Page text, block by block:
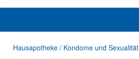
Hausapotheke / Kondome und Sexualität